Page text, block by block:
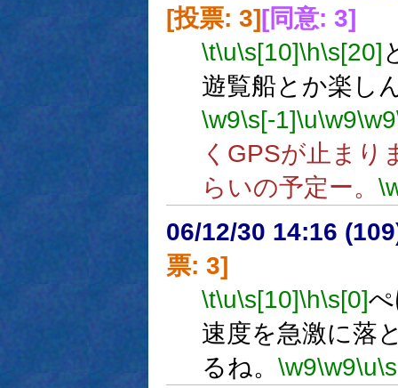
[投票: 3][同意: 3]
\t\u\s[10]\h\s[20]
遊覧船とか楽し
\w9\s[-1]\u\w9\w9
くGPSが止まり
らいの予定ー。
06/12/30 14:16
票: 3]
\t\u\s[10]\h\s[0]
速度を急激に落
るね。 \w9\w9\u